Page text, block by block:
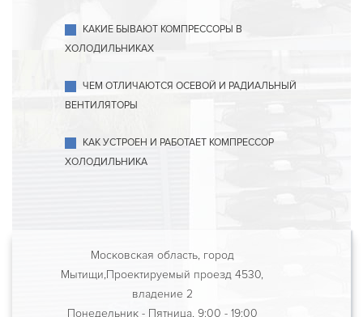
КАКИЕ БЫВАЮТ КОМПРЕССОРЫ В
ХОЛОДИЛЬНИКАХ
ЧЕМ ОТЛИЧАЮТСЯ ОСЕВОЙ И РАДИАЛЬНЫЙ
ВЕНТИЛЯТОРЫ
КАК УСТРОЕН И РАБОТАЕТ КОМПРЕССОР
ХОЛОДИЛЬНИКА
Московская область, город
Мытищи,Проектируемый проезд 4530,
владение 2
Понедельник - Пятница, 9:00 - 19:00